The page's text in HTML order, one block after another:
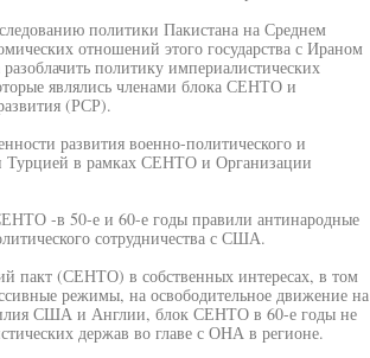
политики Пакистана на Среднем
отношений этого государства с Ираном
политику империалистических
являлись членами блока СЕНТО и
(РСР).
развития военно-политического и
Турцией в рамках СЕНТО и Организации
-в 50-е и 60-е годы правили антинародные
сотрудничества с США.
пакт (СЕНТО) в собственных интересах, в том
режимы, на освободительное движение на
США и Англии, блок СЕНТО в 60-е годы не
держав во главе с ОНА в регионе.